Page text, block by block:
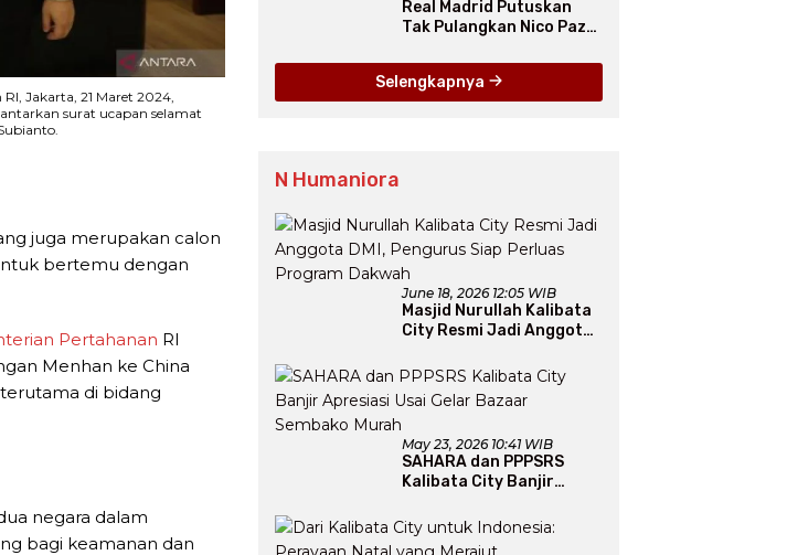
Jakarta, 21 Maret 2024,
surat ucapan selamat
juga merupakan calon
bertemu dengan
Pertahanan RI
Menhan ke China
di bidang
negara dalam
bagi keamanan dan
Real Madrid Putuskan
Tak Pulangkan Nico Paz
Panas 2025
Selengkapnya
N Humaniora
June 18, 2026 12:05 WIB
Masjid Nurullah Kalibata
City Resmi Jadi Anggota
Perluas Program Dakwah
May 23, 2026 10:41 WIB
SAHARA dan PPPSRS
Kalibata City Banjir
Bazaar Sembako Murah